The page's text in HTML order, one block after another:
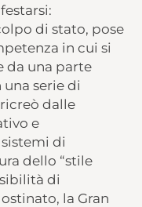
di stato, pose
in cui si
da una parte
serie di
dalle
e
di
dello “stile
di
la Gran